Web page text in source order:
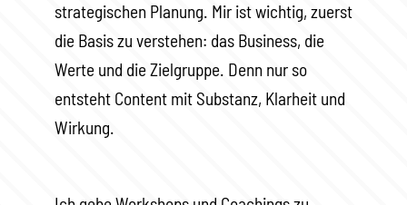
strategischen Planung. Mir ist wichtig, zuerst
die Basis zu verstehen: das Business, die
Werte und die Zielgruppe. Denn nur so
entsteht Content mit Substanz, Klarheit und
Wirkung.